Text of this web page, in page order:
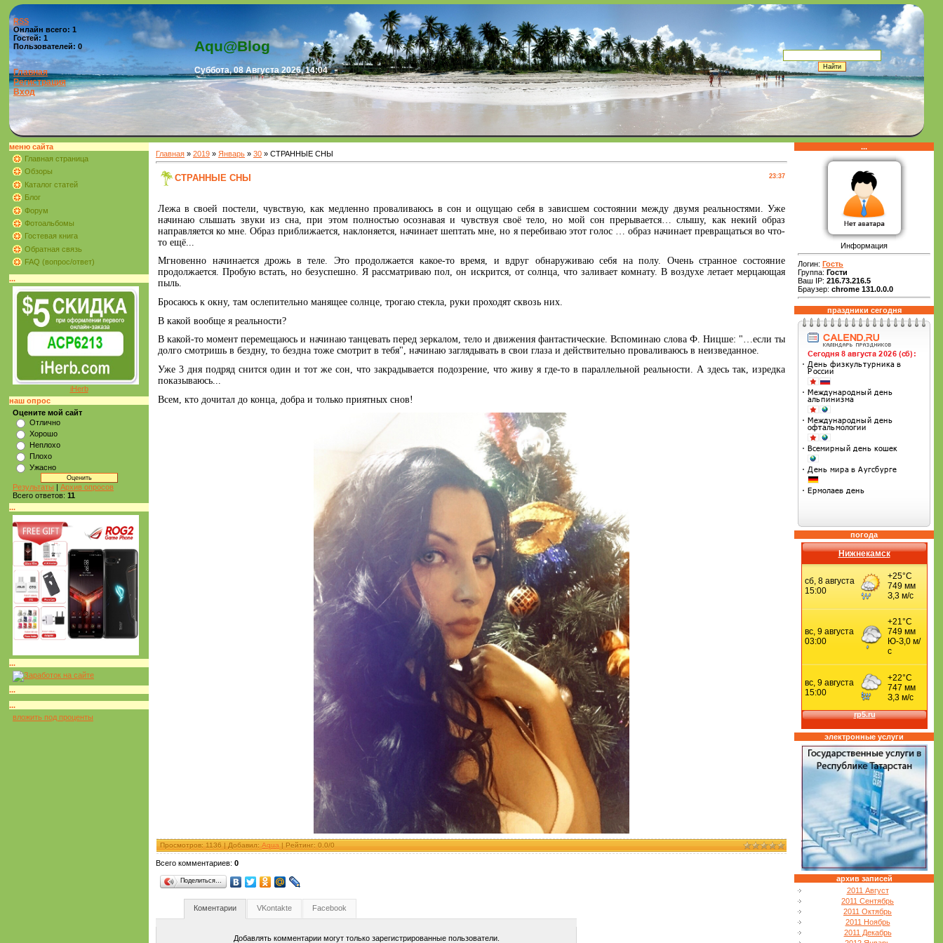
RSS
Онлайн всего: 1
Гостей: 1
Пользователей: 0
Главная
Регистрация
Вход
Aqu@Blog
Суббота, 08 Августа 2026, 14:04
меню сайта
Главная страница
Обзоры
Каталог статей
Блог
Форум
Фотоальбомы
Гостевая книга
Обратная связь
FAQ (вопрос/ответ)
...
iHerb
наш опрос
Оцените мой сайт
Отлично
Хорошо
Неплохо
Плохо
Ужасно
Результаты | Архив опросов
Всего ответов: 11
...
...
...
...
вложить под проценты
Главная » 2019 » Январь » 30 » СТРАННЫЕ СНЫ
23:37
СТРАННЫЕ СНЫ
Лежа в своей постели, чувствую, как медленно проваливаюсь в сон и ощущаю себя в зависшем состоянии между двумя реальностями. Уже
начинаю слышать звуки из сна, при этом полностью осознавая и чувствуя своё тело, но мой сон прерывается… слышу, как некий образ
направляется ко мне. Образ приближается, наклоняется, начинает шептать мне, но я перебиваю этот голос … образ начинает превращаться во что-
то ещё...
Мгновенно начинается дрожь в теле. Это продолжается какое-то время, и вдруг обнаруживаю себя на полу. Очень странное состояние
продолжается. Пробую встать, но безуспешно.Я рассматриваю пол, он искрится, от солнца, что заливает комнату. В воздухе летает мерцающая
пыль.
Бросаюсь к окну, там ослепительно манящее солнце, трогаю стекла, руки проходят сквозь них.
В какой вообще я реальности?
В какой-то момент перемещаюсь и начинаю танцевать перед зеркалом, тело и движения фантастические. Вспоминаю слова Ф. Ницше: "…если ты
долго смотришь в бездну, то бездна тоже смотрит в тебя", начинаю заглядывать в свои глаза и действительно проваливаюсь в неизведанное.
Уже 3 дня подряд снится один и тот же сон, что закрадывается подозрение, что живу я где-то в параллельной реальности. А здесь так, изредка
показываюсь...
Всем, кто дочитал до конца, добра и только приятных снов!
Просмотров: 1136 | Добавил: Aqua | Рейтинг: 0.0/0
Всего комментариев: 0
Поделиться…
Коментарии VKontakte Facebook
Добавлять комментарии могут только зарегистрированные пользователи.
...
Информация
Логин: Гость
Группа: Гости
Ваш IP: 216.73.216.5
Браузер: chrome 131.0.0.0
праздники сегодня
погода
Нижнекамск
электронные услуги
архив записей
2011 Август
2011 Сентябрь
2011 Октябрь
2011 Ноябрь
2011 Декабрь